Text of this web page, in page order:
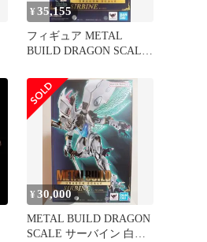
¥35,155
フィギュア METAL
BUILD DRAGON SCALE
of Aura Battler
DUNBINE」 魂ウェブ商
店限定【10日以内発送】
¥30,000
METAL BUILD DRAGON
SCALE サーバイン 白き